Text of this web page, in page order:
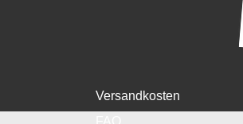
Versandkosten